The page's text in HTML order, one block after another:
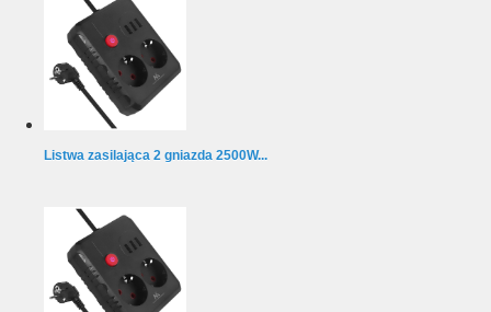
Listwa zasilająca 2 gniazda 2500W...